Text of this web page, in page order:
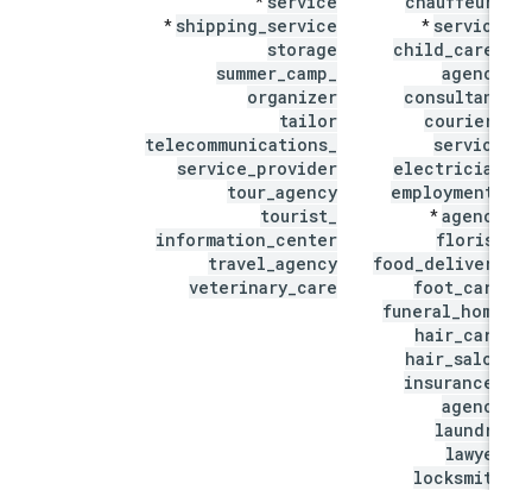
service
*
child_care
agency
consultant
courier
service
electrician
employment
agency
*
florist
food_delivery
foot_
funeral_
hair_
hair_salon
insurance
agency
laundry
lawyer
locksmith
shipping_service
*
storage
summer_camp
organizer
tailor
telecommunications
service_provider
tour_agency
tourist
information_center
travel_agency
veterinary_care